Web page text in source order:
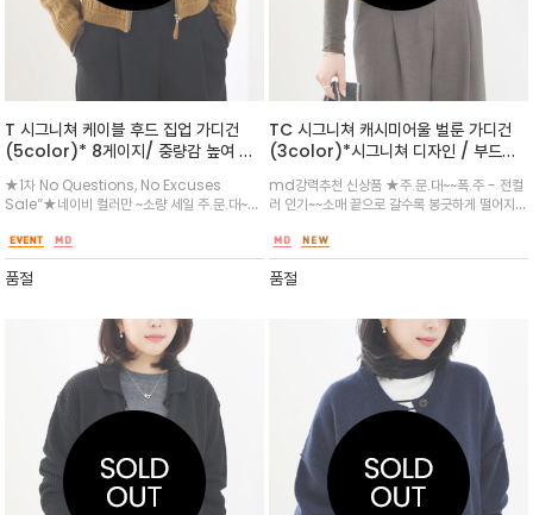
T 시그니쳐 케이블 후드 집업 가디건
(5color)* 8게이지/ 중량감 높여 따
듯함이 월등한 프리미엄 /세련된 크롭라
인이라 오히려 니트원피스 /터틀넥 이너
와 레이어드해서 아우터와 블랜딩하기
좋은 아이템
★1차 No Questions, No Excuses
Sale”★네이비 컬러만 ~소량 세일 주.문.대~~
이비 뉴 컬러 옵션추가해드려요/ 퀄리티가 높은
원단으로 보온성이 좋고 전체적으로 볼륨감 있는
케이블 짜임이 들어가 포근 연출로 클래식
품절
TC 시그니쳐 캐시미어울 벌룬 가디건
(3color)*시그니쳐 디자인 / 부드러
운 소재감과 세련된 디자인이 돋보이는
라운드넥 크롭 가디건
md강력추천 신상품 ★주.문.대~~폭.주 - 전컬
러 인기~~소매 끝으로 갈수록 봉긋하게 떨어지는
드를 연출/단추를 모두 잠가 니트처럼 연출해도
좋고 목폴라 티셔츠나 블라우스와 레이어드하여
세련된 데일리룩
품절